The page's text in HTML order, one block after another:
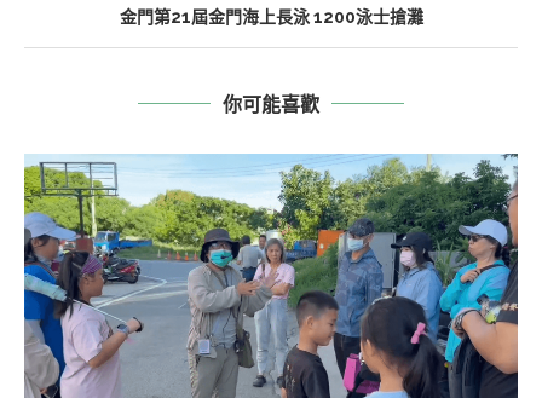
金門第21屆金門海上長泳 1200泳士搶灘
你可能喜歡